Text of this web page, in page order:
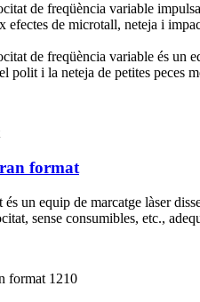
de freqüència variable
de microtall, neteja i
de freqüència variable és un
i la neteja de petites peces
format
un equip de marcatge làser
sense consumibles, etc.,